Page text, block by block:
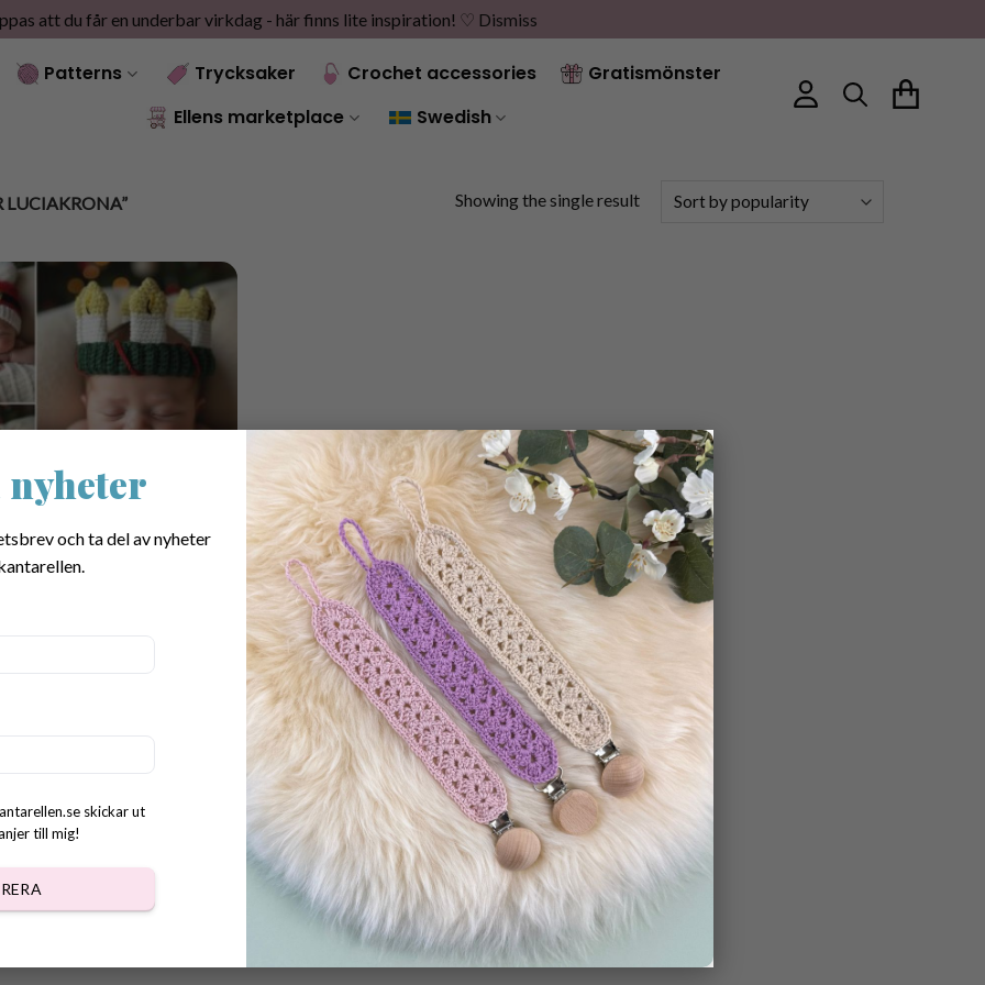
nyheter
och ta del av nyheter
skickar ut
till mig!
×
att du får en underbar virkdag - här finns lite inspiration! ♡ Dismiss
Patterns Trycksaker Crochet accessories
Gratismönster
Ellens marketplace
Swedish
LUCIAKRONA” Showing the single result
virkade